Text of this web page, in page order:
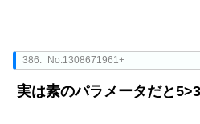
386: No.1308671961+
実は素のパラメータだと